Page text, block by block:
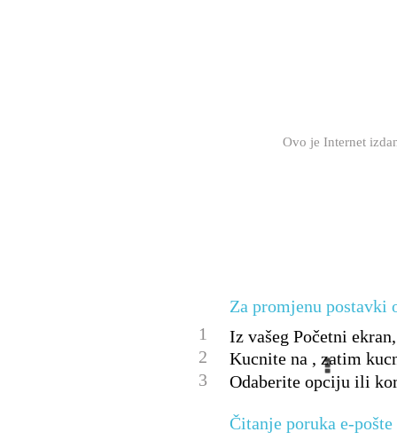
Ovo je Internet
Za promjenu postavki
1
Iz vašeg Početni
2
Kucnite na , zatim
3
Odaberite opciju ili
Čitanje poruka e-